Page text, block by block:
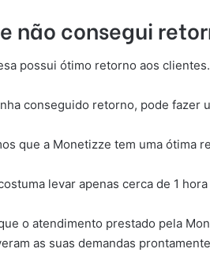
não consegui
possui ótimo retorno aos
conseguido retorno, pode fazer
que a Monetizze tem uma ótima
levar apenas cerca de 1
o atendimento prestado pela
as suas demandas